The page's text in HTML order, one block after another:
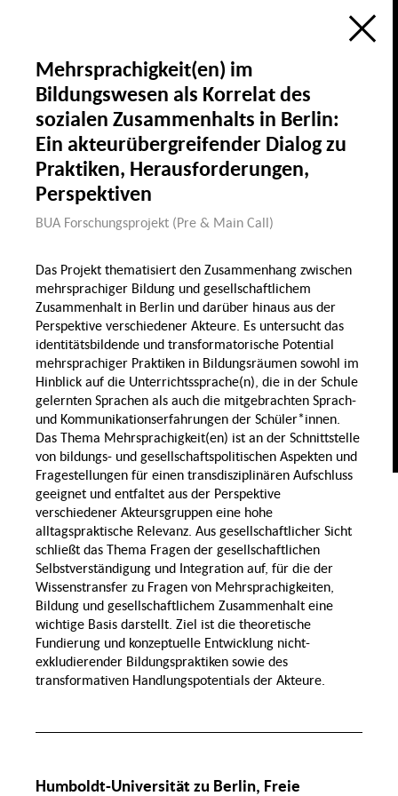
Visualisierung des Forschungsfelds
Sozialer Zusammenhalt in Berlin
im Rahmen der
Berlin University Alliance
enSozialer
Zusammenhalt
Wohnen &
Öffentlicher Raum
Demografischer
Wandel & Migration
Gesundheit,
Ernährung & Sport
Öffentlicher Raum
Gender
Familie
Migration
Sport
Ernährung
Gesundheit
Migration
und Raum
Praktiken und
Infrastrukturen in der
Migrationsgesellschaft
Transnationale
Perspektiven
auf
Migration
Arbeitsmigration
Normalität
und Krise
Assimilierung
Ernährungssicherheit
Inklusive Transformation
von
Wertschöpfungsketten
Gesundheit
Mehrsprachigkeit(en) im
Bildungswesen als Korrelat des
sozialen Zusammenhalts in Berlin:
Ein akteurübergreifender Dialog zu
Praktiken, Herausforderungen,
Perspektiven
BUA Forschungsprojekt (Pre & Main Call)
Das Projekt thematisiert den Zusammenhang zwischen
mehrsprachiger Bildung und gesellschaftlichem
Zusammenhalt in Berlin und darüber hinaus aus der
Perspektive verschiedener Akteure. Es untersucht das
identitätsbildende und transformatorische Potential
mehrsprachiger Praktiken in Bildungsräumen sowohl im
Hinblick auf die Unterrichtssprache(n), die in der Schule
gelernten Sprachen als auch die mitgebrachten Sprach-
und Kommunikationserfahrungen der Schüler*innen.
Das Thema Mehrsprachigkeit(en) ist an der Schnittstelle
von bildungs- und gesellschaftspolitischen Aspekten und
Fragestellungen für einen transdisziplinären Aufschluss
geeignet und entfaltet aus der Perspektive
verschiedener Akteursgruppen eine hohe
alltagspraktische Relevanz. Aus gesellschaftlicher Sicht
schließt das Thema Fragen der gesellschaftlichen
Selbstverständigung und Integration auf, für die der
Wissenstransfer zu Fragen von Mehrsprachigkeiten,
Bildung und gesellschaftlichem Zusammenhalt eine
wichtige Basis darstellt. Ziel ist die theoretische
Fundierung und konzeptuelle Entwicklung nicht-
exkludierender Bildungspraktiken sowie des
transformativen Handlungspotentials der Akteure.
Humboldt-Universität zu Berlin, Freie